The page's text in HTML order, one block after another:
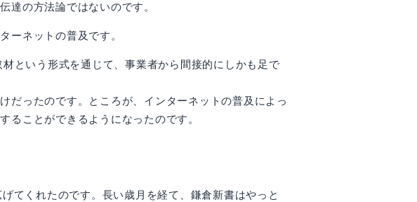
達の方法論ではないのです。
ーネットの普及です。
という形式を通じて、事業者から間接的にしかも足で
だったのです。ところが、インターネットの普及によっ
ることができるようになったのです。
てくれたのです。長い歳月を経て、鎌倉新書はやっと